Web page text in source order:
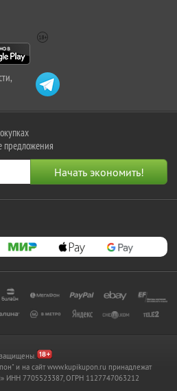
предложения
и на сайт www.kupikupon.ru принадлежат
ИНН 7705523387, ОГРН 1127747063212